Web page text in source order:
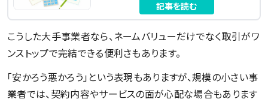
記事を読む
こうした大手事業者なら、ネームバリューだけでなく取引がワ
ンストップで完結できる便利さもあります。
「安かろう悪かろう」という表現もありますが、規模の小さい事
業者では、契約内容やサービスの面が心配な場合もあります